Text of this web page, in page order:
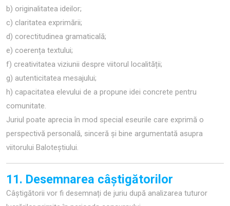
b) originalitatea ideilor;
c) claritatea exprimării;
d) corectitudinea gramaticală;
e) coerența textului;
f) creativitatea viziunii despre viitorul localității;
g) autenticitatea mesajului;
h) capacitatea elevului de a propune idei concrete pentru
comunitate.
Juriul poate aprecia în mod special eseurile care exprimă o
perspectivă personală, sinceră și bine argumentată asupra
viitorului Baloteștiului.
11. Desemnarea câștigătorilor
Câștigătorii vor fi desemnați de juriu după analizarea tuturor